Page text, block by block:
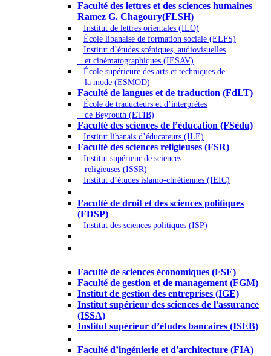
Faculté des lettres et des sciences humaines
Ramez G. Chagoury(FLSH)
Institut de lettres orientales (ILO)
École libanaise de formation sociale (ELFS)
Institut d’études scéniques, audiovisuelles
et cinématographiques (IESAV)
École supérieure des arts et techniques de
la mode (ESMOD)
Faculté de langues et de traduction (FdLT)
École de traducteurs et d’interprètes
de Beyrouth (ETIB)
Faculté des sciences de l’éducation (FSédu)
Institut libanais d’éducateurs (ILE)
Faculté des sciences religieuses (FSR)
Institut supérieur de sciences
religieuses (ISSR)
Institut d’études islamo-chrétiennes (IEIC)
Faculté de droit et des sciences politiques
(FDSP)
Institut des sciences politiques (ISP)
Faculté de sciences économiques (FSE)
Faculté de gestion et de management (FGM)
Institut de gestion des entreprises (IGE)
Institut supérieur des sciences de l'assurance
(ISSA)
Institut supérieur d’études bancaires (ISEB)
Faculté d’ingénierie et d'architecture (FIA)